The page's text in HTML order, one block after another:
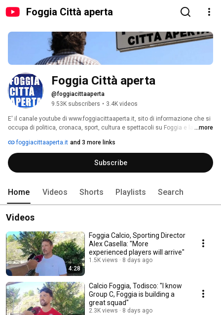
Foggia Città aperta
Foggia Città aperta
@foggiacittaaperta
9.53K subscribers • 3.4K videos
E' il canale youtube di www.foggiacittaaperta.it, sito di informazione che si
occupa di politica, cronaca, sport, cultura e spettacoli su Foggia e la sua
...more
foggiacittaaperta.it and 3 more links
Subscribe
Home Videos Shorts Playlists Search
Videos
4:28
Foggia Calcio, Sporting Director
Alex Casella: "More
experienced players will arrive"
1.5K views 8 days ago
Calcio Foggia, Todisco: "I know
Group C, Foggia is building a
great squad"
2.3K views 8 days ago